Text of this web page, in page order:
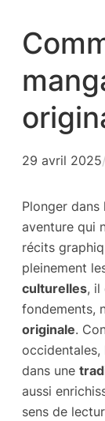
29 avril 2025/
Plonger dans
aventure qui
récits
pleinement
culturelles, il
fondements,
originale.
occidentales,
dans une
aussi
sens de